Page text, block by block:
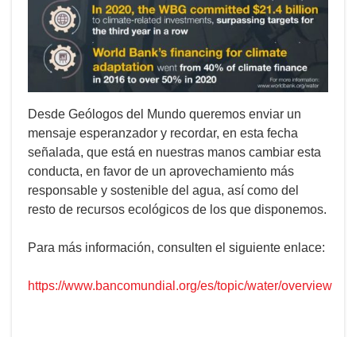
Desde Geólogos del Mundo queremos enviar un
mensaje esperanzador y recordar, en esta fecha
señalada, que está en nuestras manos cambiar esta
conducta, en favor de un aprovechamiento más
responsable y sostenible del agua, así como del
resto de recursos ecológicos de los que disponemos.
Para más información, consulten el siguiente enlace:
https://www.bancomundial.org/es/topic/water/overview